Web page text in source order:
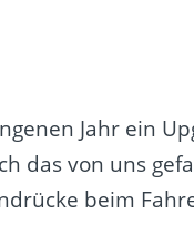
Jahr ein
das von uns
beim